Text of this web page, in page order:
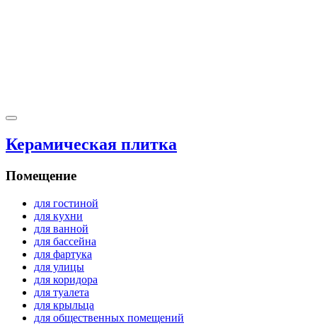
Керамическая плитка
Помещение
для гостиной
для кухни
для ванной
для бассейна
для фартука
для улицы
для коридора
для туалета
для крыльца
для общественных помещений